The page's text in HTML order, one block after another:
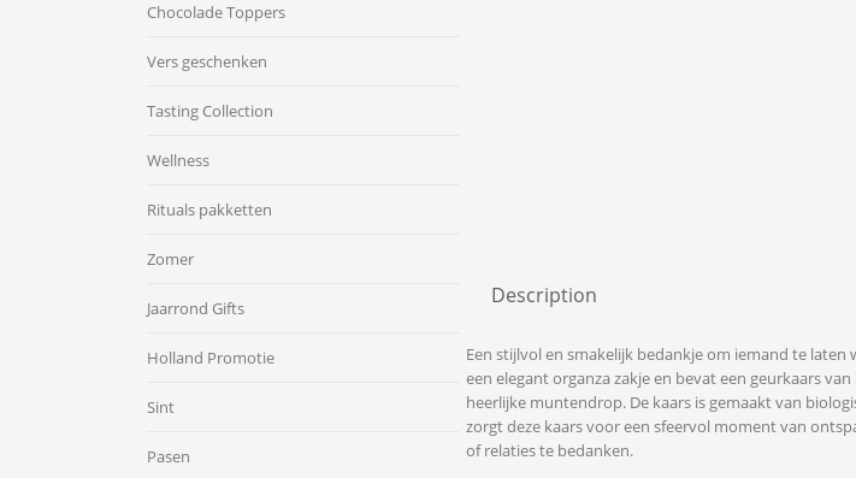
Chocolade Toppers
Vers geschenken
Tasting Collection
Wellness
Rituals pakketten
Zomer
Jaarrond Gifts
Holland Promotie
Sint
Pasen
Description
Een stijlvol en smakelijk bedankje om iemand te
een elegant organza zakje en bevat een geurkaars
heerlijke muntendrop. De kaars is gemaakt van
zorgt deze kaars voor een sfeervol moment van
of relaties te bedanken.